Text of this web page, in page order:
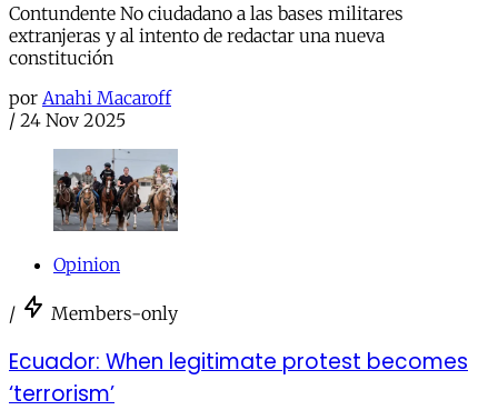
Contundente No ciudadano a las bases militares
extranjeras y al intento de redactar una nueva
constitución
por Anahi Macaroff
/ 24 Nov 2025
Opinion
/ Members-only
Ecuador: When legitimate protest becomes
‘terrorism’